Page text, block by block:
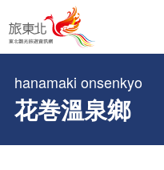
花巻溫泉鄉
hanamaki onsenkyo